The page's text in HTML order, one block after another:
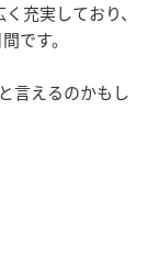
充実しており、
です。
言えるのかもし